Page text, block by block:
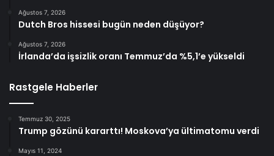
Ağustos 7, 2026
Dutch Bros hissesi bugün neden düşüyor?
Ağustos 7, 2026
İrlanda’da işsizlik oranı Temmuz’da %5,1’e yükseldi
Rastgele Haberler
Temmuz 30, 2025
Trump gözünü kararttı! Moskova’ya ültimatomu verdi
Mayıs 11, 2024